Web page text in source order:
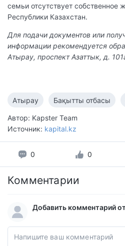
семьи отсутствует собственное
Республики Казахстан.
Для подачи документов или
информации рекомендуется
Атырау, проспект Азаттык, д.
Атырау Бақытты отбасы
Автор: Kapster Team
Источник: kapital.kz
0 0
Комментарии
Добавить комментарий